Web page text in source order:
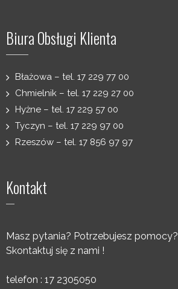
Biura Obsługi Klienta
Błażowa – tel. 17 229 77 00
Chmielnik – tel. 17 229 27 00
Hyżne – tel. 17 229 57 00
Tyczyn – tel. 17 229 97 00
Rzeszów – tel. 17 856 97 97
Kontakt
Masz pytania? Potrzebujesz pomocy?
Skontaktuj się z nami !
telefon : 17 2305050